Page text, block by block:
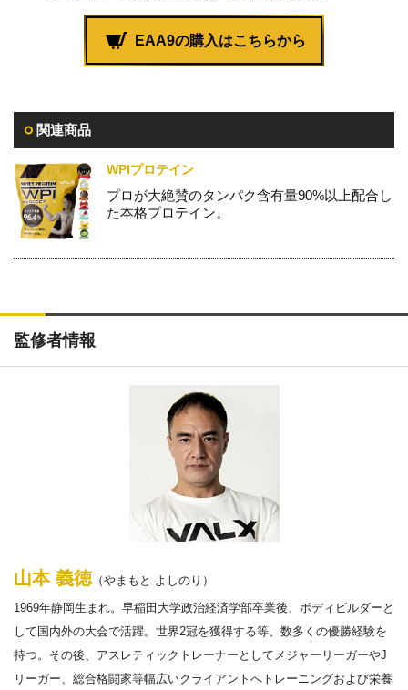
EAA9の購入はこちらから
関連商品
WPIプロテイン
プロが大絶賛のタンパク含有量90%以上配合し
た本格プロテイン。
監修者情報
山本 義徳（やまもと よしのり）
1969年静岡生まれ。早稲田大学政治経済学部卒業後、ボディビルダーと
して国内外の大会で活躍。世界2冠を獲得する等、数多くの優勝経験を
持つ。その後、アスレティックトレーナーとしてメジャーリーガーやJ
リーガー、総合格闘家等幅広いクライアントへトレーニングおよび栄養